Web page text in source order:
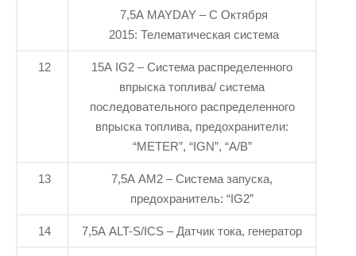
7,5A MAYDAY – С Октября
2015: Телематическая система
12
15A IG2 – Система распределенного
впрыска топлива/ система
последовательного распределенного
впрыска топлива, предохранители:
“METER”, “IGN”, “A/B”
13
7,5A AM2 – Система запуска,
предохранитель: “IG2”
14 7,5A ALT-S/ICS – Датчик тока, генератор